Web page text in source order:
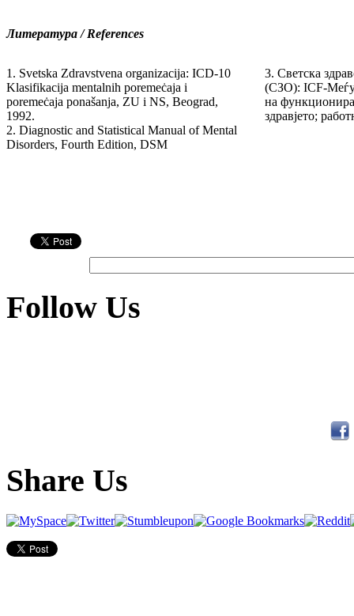
Литература / References
1. Svetska Zdravstvena organizacija: ICD-10
Klasifikacija mentalnih poremeċaja i
poremeċaja ponašanja, ZU i NS, Beograd,
1992.
2. Diagnostic and Statistical Manual of Mental
Disorders, Fourth Edition, DSM
3. Светска
(СЗО): ICF-
на
здравјето;
Follow Us
Share Us